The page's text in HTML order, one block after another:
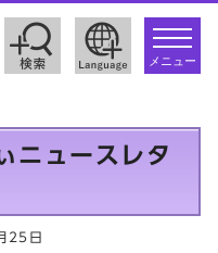
toggle
メニュー
ニュースレタ
25日